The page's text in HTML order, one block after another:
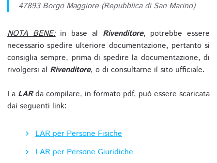
47893 Borgo Maggiore (Repubblica di San Marino)
NOTA BENE:in base al Rivenditore, potrebbe essere
necessario spedire ulteriore documentazione, pertanto si
consiglia sempre, prima di spedire la documentazione, di
rivolgersi al Rivenditore, o di consultarne il sito ufficiale.
La LARda compilare, in formato pdf, può essere scaricata
dai seguenti link:
LAR per Persone Fisiche
LAR per Persone Giuridiche